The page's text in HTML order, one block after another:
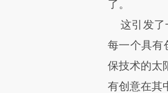
了。
这引发了
每一个具
保技术的太
有创意在其